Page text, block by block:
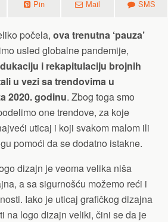
Pin Mail SMS
počela, ova trenutna ‘pauza’
usled globalne pandemije,
i rekapitulaciju brojnih
u vezi sa trendovima u
2020. godinu. Zbog toga smo
one trendove, za koje
uticaj i koji svakom malom ili
pomoći da se dodatno istakne.
dizajn je veoma velika niša
a sa sigurnošću možemo reći i
Iako je uticaj grafičkog dizajna
na logo dizajn veliki, čini se da je